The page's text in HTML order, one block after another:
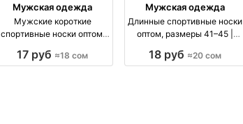
Мужская одежда
Мужские короткие
спортивные носки оптом,
производство Киргизия
17 руб ≈18 сом
Мужская одежда
Длинные спортивные носки
оптом, размеры 41–45 |
производство Россия
18 руб ≈20 сом